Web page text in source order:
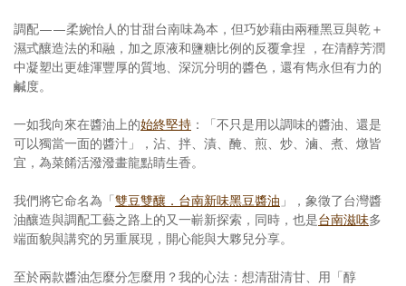
調配——柔婉怡人的甘甜台南味為本，但巧妙藉由兩種黑豆與乾＋
濕式釀造法的和融，加之原液和鹽糖比例的反覆拿捏 ，在清醇芳潤
中凝塑出更雄渾豐厚的質地、深沉分明的醬色，還有雋永但有力的
鹹度。
一如我向來在醬油上的始終堅持 ：「不只是用以調味的醬油、還是
可以獨當一面的醬汁」，沾、拌、漬、醃、煎、炒、滷、煮、燉皆
宜，為菜餚活潑潑畫龍點睛生香。
我們將它命名為「雙豆雙釀．台南新味黑豆醬油 」，象徵了台灣醬
油釀造與調配工藝之路上的又一嶄新探索，同時，也是台南滋味多
端面貌與講究的另重展現，開心能與大夥兒分享。
至於兩款醬油怎麼分怎麼用？我的心法：想清甜清甘、用「醇